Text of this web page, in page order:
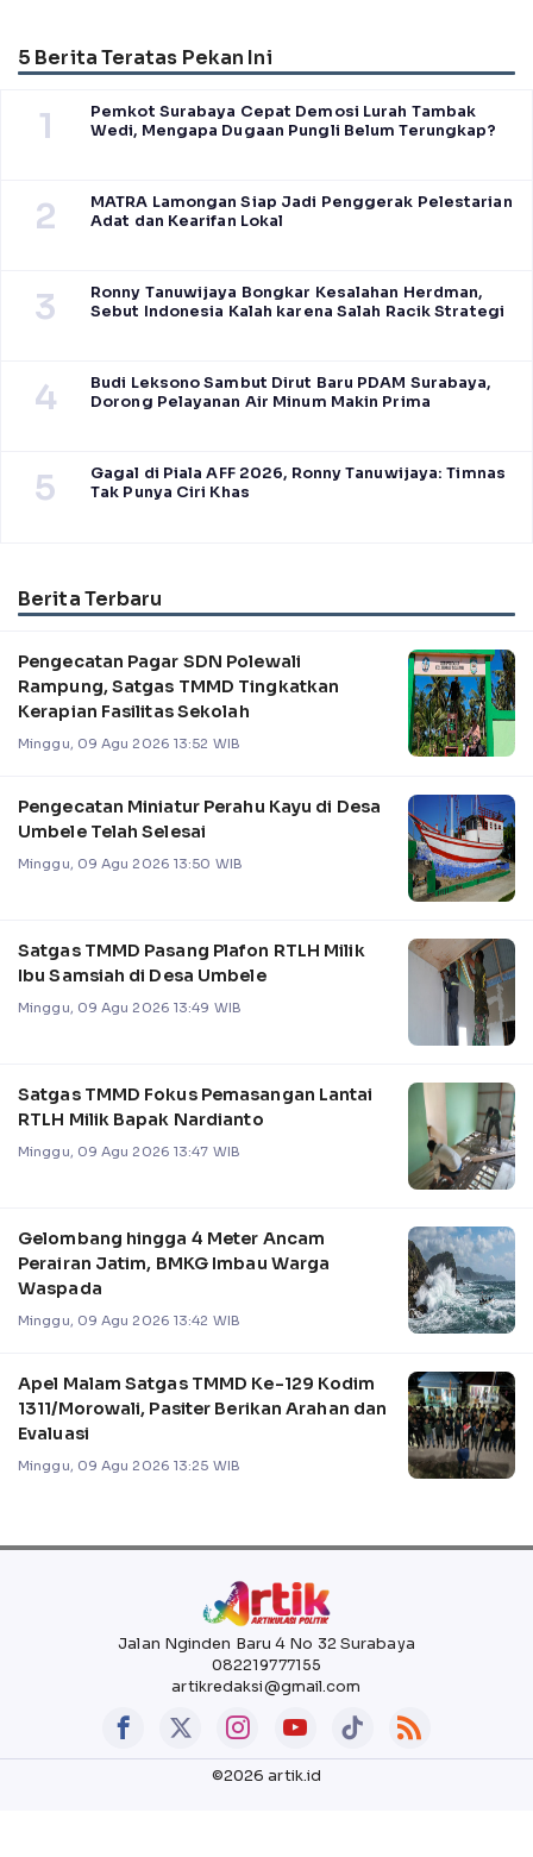
5 Berita Teratas Pekan Ini
1
Pemkot Surabaya Cepat Demosi Lurah Tambak
Wedi, Mengapa Dugaan Pungli Belum Terungkap?
2
MATRA Lamongan Siap Jadi Penggerak Pelestarian
Adat dan Kearifan Lokal
3
Ronny Tanuwijaya Bongkar Kesalahan Herdman,
Sebut Indonesia Kalah karena Salah Racik Strategi
4
Budi Leksono Sambut Dirut Baru PDAM Surabaya,
Dorong Pelayanan Air Minum Makin Prima
5
Gagal di Piala AFF 2026, Ronny Tanuwijaya: Timnas
Tak Punya Ciri Khas
Berita Terbaru
Pengecatan Pagar SDN Polewali
Rampung, Satgas TMMD Tingkatkan
Kerapian Fasilitas Sekolah
Minggu, 09 Agu 2026 13:52 WIB
Pengecatan Miniatur Perahu Kayu di Desa
Umbele Telah Selesai
Minggu, 09 Agu 2026 13:50 WIB
Satgas TMMD Pasang Plafon RTLH Milik
Ibu Samsiah di Desa Umbele
Minggu, 09 Agu 2026 13:49 WIB
Satgas TMMD Fokus Pemasangan Lantai
RTLH Milik Bapak Nardianto
Minggu, 09 Agu 2026 13:47 WIB
Gelombang hingga 4 Meter Ancam
Perairan Jatim, BMKG Imbau Warga
Waspada
Minggu, 09 Agu 2026 13:42 WIB
Apel Malam Satgas TMMD Ke-129 Kodim
1311/Morowali, Pasiter Berikan Arahan dan
Evaluasi
Minggu, 09 Agu 2026 13:25 WIB
Jalan Nginden Baru 4 No 32 Surabaya
082219777155
artikredaksi@gmail.com
©2026 artik.id